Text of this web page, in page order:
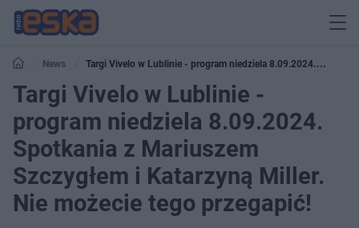
News
Targi Vivelo w Lublinie - program niedziela 8.09.2024.
Spotkania z Mariuszem Szczygłem i Katarzyną Miller. Nie możecie tego
przegapić!
Targi Vivelo w Lublinie -
program niedziela 8.09.2024.
Spotkania z Mariuszem
Szczygłem i Katarzyną Miller.
Nie możecie tego przegapić!